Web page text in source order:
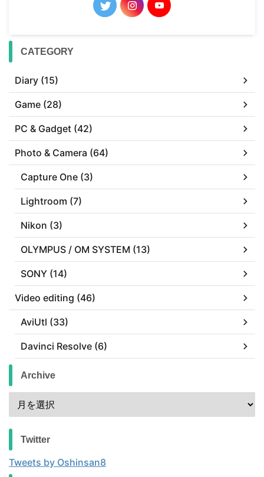
CATEGORY
Diary (15)
Game (28)
PC & Gadget (42)
Photo & Camera (64)
Capture One (3)
Lightroom (7)
Nikon (3)
OLYMPUS / OM SYSTEM (13)
SONY (14)
Video editing (46)
AviUtl (33)
Davinci Resolve (6)
Archive
Twitter
Tweets by Oshinsan8